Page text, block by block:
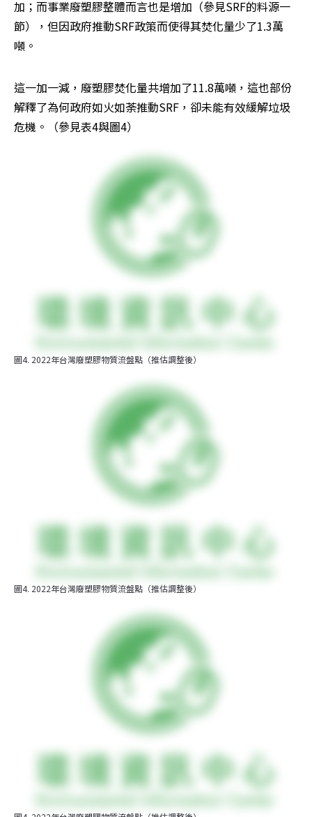
加；而事業廢塑膠整體而言也是增加（參見SRF的料源一
節），但因政府推動SRF政策而使得其焚化量少了1.3萬
噸。
這一加一減，廢塑膠焚化量共增加了11.8萬噸，這也部份
解釋了為何政府如火如荼推動SRF，卻未能有效緩解垃圾
危機。（參見表4與圖4）
圖4. 2022年台灣廢塑膠物質流盤點（推估調整後）
圖4. 2022年台灣廢塑膠物質流盤點（推估調整後）